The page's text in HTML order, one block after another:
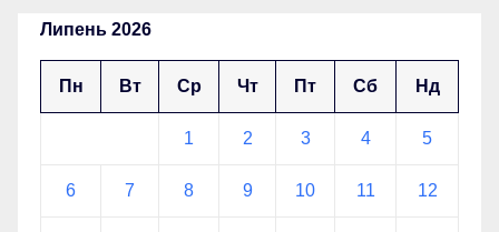
Липень 2026
Пн Вт Ср Чт Пт Сб Нд
1 2 3 4 5
6 7 8 9 10 11 12